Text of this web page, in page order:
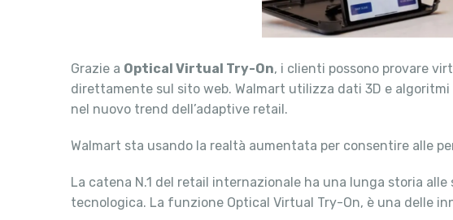
Grazie a Optical Virtual Try-On, i clienti possono provare
direttamente sul sito web. Walmart utilizza dati 3D e
nel nuovo trend dell’adaptive retail.
Walmart sta usando la realtà aumentata per consentire alle
La catena N.1 del retail internazionale ha una lunga storia
tecnologica. La funzione Optical Virtual Try-On, è una delle